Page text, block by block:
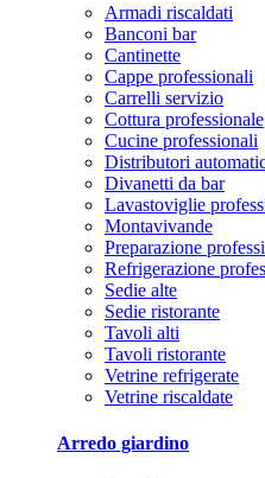
Armadi riscaldati
Banconi bar
Cantinette
Cappe professionali
Carrelli servizio
Cottura professionale
Cucine professionali
Distributori
Divanetti da bar
Lavastoviglie
Montavivande
Preparazione
Refrigerazione
Sedie alte
Sedie ristorante
Tavoli alti
Tavoli ristorante
Vetrine refrigerate
Vetrine riscaldate
Arredo giardino